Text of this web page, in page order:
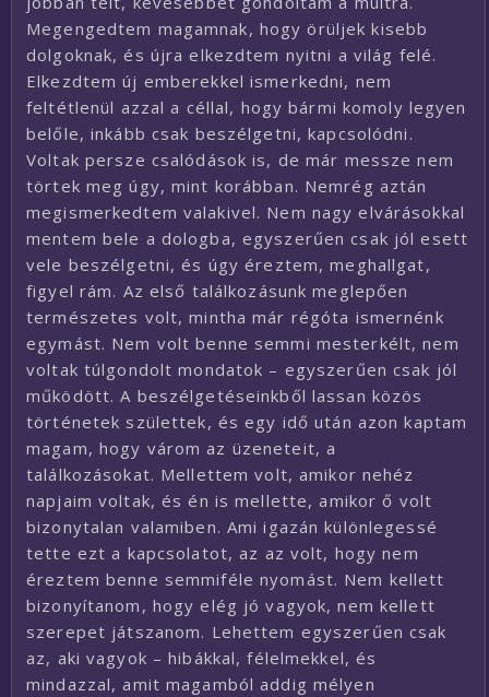
Megengedtem magamnak, hogy örüljek kisebb
dolgoknak, és újra elkezdtem nyitni a világ felé.
Elkezdtem új emberekkel ismerkedni, nem
feltétlenül azzal a céllal, hogy bármi komoly legyen
belőle, inkább csak beszélgetni, kapcsolódni.
Voltak persze csalódások is, de már messze nem
törtek meg úgy, mint korábban. Nemrég aztán
megismerkedtem valakivel. Nem nagy elvárásokkal
mentem bele a dologba, egyszerűen csak jól esett
vele beszélgetni, és úgy éreztem, meghallgat,
figyel rám. Az első találkozásunk meglepően
természetes volt, mintha már régóta ismernénk
egymást. Nem volt benne semmi mesterkélt, nem
voltak túlgondolt mondatok – egyszerűen csak jól
működött. A beszélgetéseinkből lassan közös
történetek születtek, és egy idő után azon kaptam
magam, hogy várom az üzeneteit, a
találkozásokat. Mellettem volt, amikor nehéz
napjaim voltak, és én is mellette, amikor ő volt
bizonytalan valamiben. Ami igazán különlegessé
tette ezt a kapcsolatot, az az volt, hogy nem
éreztem benne semmiféle nyomást. Nem kellett
bizonyítanom, hogy elég jó vagyok, nem kellett
szerepet játszanom. Lehettem egyszerűen csak
az, aki vagyok – hibákkal, félelmekkel, és
mindazzal, amit magamból addig mélyen